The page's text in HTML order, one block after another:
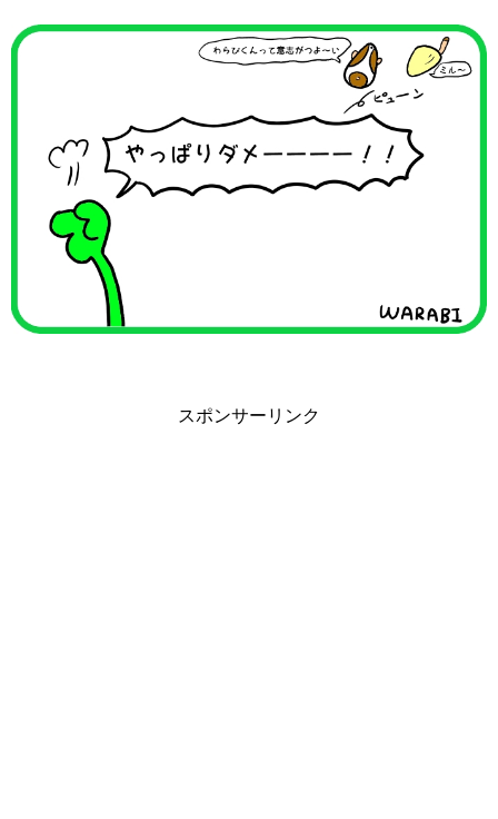
スポンサーリンク